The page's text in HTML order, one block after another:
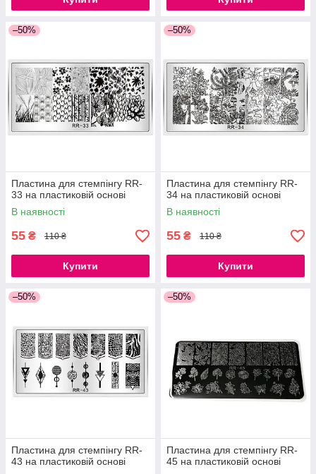
–50%
Пластина для стемпінгу RR-
33 на пластиковій основі
В наявності
55 ₴ 110 ₴
Купити
–50%
Пластина для стемпінгу RR-
34 на пластиковій основі
В наявності
55 ₴ 110 ₴
Купити
–50%
Пластина для стемпінгу RR-
43 на пластиковій основі
–50%
Пластина для стемпінгу RR-
45 на пластиковій основі